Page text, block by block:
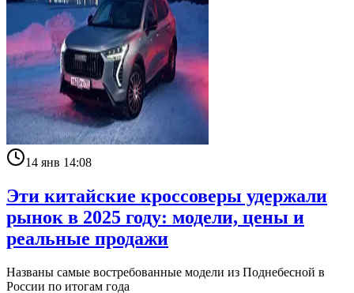
14 янв 14:08
Эти китайские кроссоверы удержали
рынок в 2025 году: модели, цены и
реальные продажи
Названы самые востребованные модели из Поднебесной в
России по итогам года